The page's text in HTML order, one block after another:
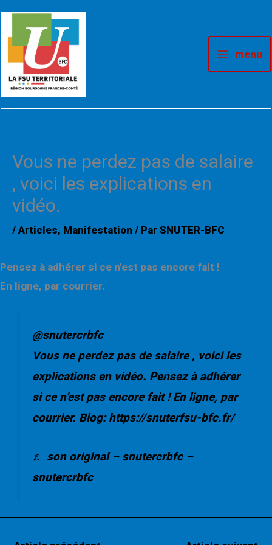
Aller
contenu
menu
Vous ne perdez pas de salaire
, voici les explications en
vidéo.
/ Articles, Manifestation / Par SNUTER-BFC
Pensez à adhérer si ce n’est pas encore fait !
En ligne, par courrier.
@snutercrbfc
Vous ne perdez pas de salaire , voici les
explications en vidéo. Pensez à adhérer
si ce n’est pas encore fait ! En ligne, par
courrier. Blog: https://snuterfsu-bfc.fr/
♬ son original – snutercrbfc –
snutercrbfc